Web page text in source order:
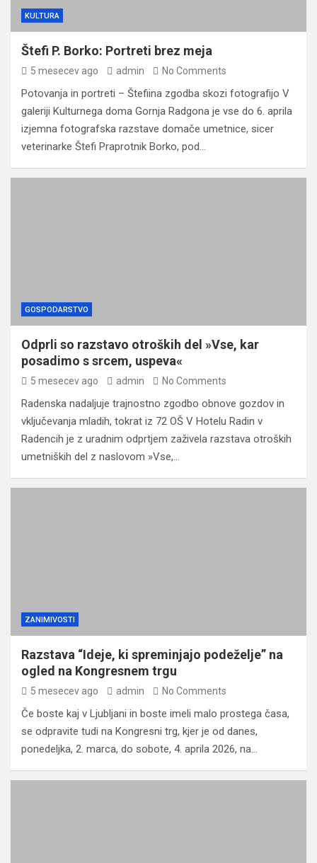
KULTURA
Štefi P. Borko: Portreti brez meja
5 mesecev ago admin No Comments
Potovanja in portreti – Štefiina zgodba skozi fotografijo V
galeriji Kulturnega doma Gornja Radgona je vse do 6. aprila
izjemna fotografska razstave domače umetnice, sicer
veterinarke Štefi Praprotnik Borko, pod…
GOSPODARSTVO
Odprli so razstavo otroških del »Vse, kar
posadimo s srcem, uspeva«
5 mesecev ago admin No Comments
Radenska nadaljuje trajnostno zgodbo obnove gozdov in
vključevanja mladih, tokrat iz 72 OŠ V Hotelu Radin v
Radencih je z uradnim odprtjem zaživela razstava otroških
umetniških del z naslovom »Vse,…
ZANIMIVOSTI
Razstava “Ideje, ki spreminjajo podeželje” na
ogled na Kongresnem trgu
5 mesecev ago admin No Comments
Če boste kaj v Ljubljani in boste imeli malo prostega časa,
se odpravite tudi na Kongresni trg, kjer je od danes,
ponedeljka, 2. marca, do sobote, 4. aprila 2026, na…